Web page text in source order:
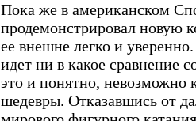
Пока же в американском
продемонстрировал новую
ее внешне легко и
идет ни в какое сравнение
это и понятно, невозможно
шедевры. Отказавшись от